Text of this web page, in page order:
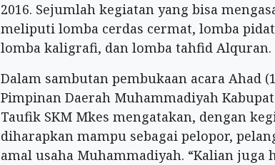
2016. Sejumlah kegiatan yang bisa
meliputi lomba cerdas cermat, lomba
lomba kaligrafi, dan lomba tahfid Alquran.
Dalam sambutan pembukaan acara Ahad
Pimpinan Daerah Muhammadiyah
Taufik SKM Mkes mengatakan, dengan
diharapkan mampu sebagai pelopor,
amal usaha Muhammadiyah. “Kalian